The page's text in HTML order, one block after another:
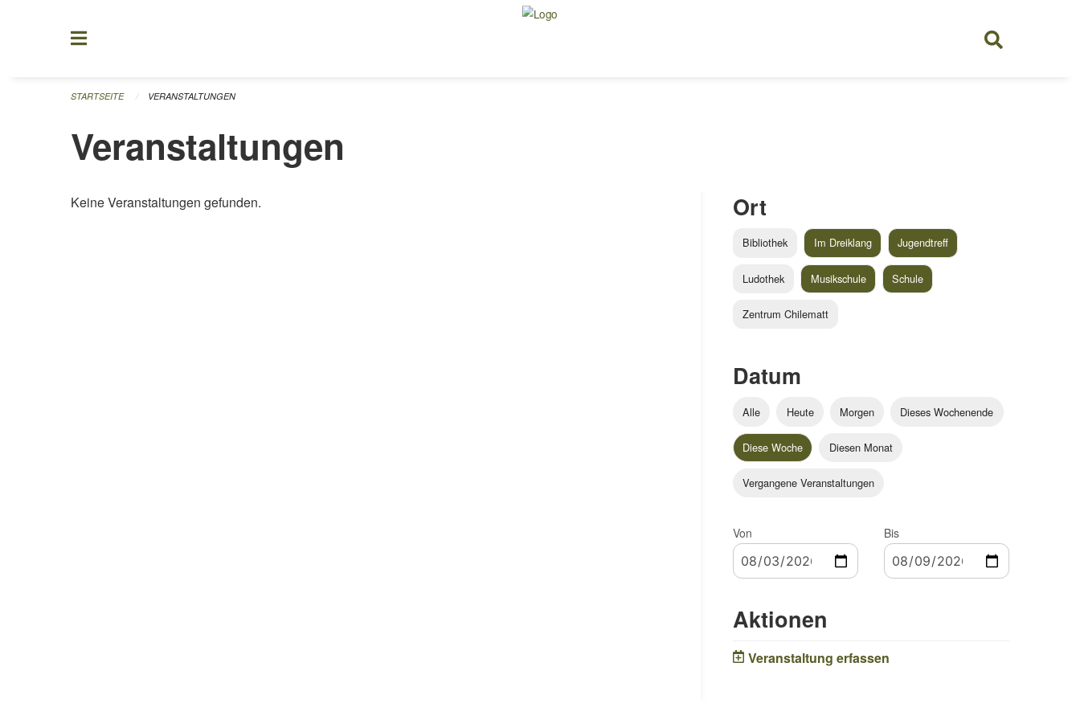
STARTSEITE VERANSTALTUNGEN
Veranstaltungen
Keine Veranstaltungen gefunden. Ort
Bibliothek Im Dreiklang Jugendtreff
Ludothek Musikschule Schule
Zentrum Chilematt
Datum
Alle Heute Morgen Dieses Wochenende
Diese Woche Diesen Monat
Vergangene Veranstaltungen
Von Bis
Aktionen
Veranstaltung erfassen